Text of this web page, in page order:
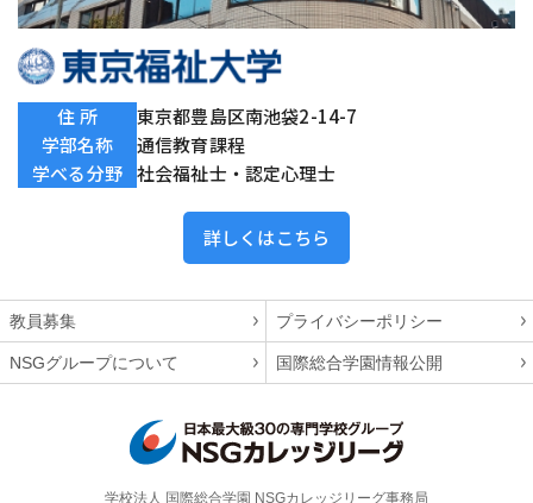
住 所
東京都豊島区南池袋2-14-7
学部名称
通信教育課程
学べる分野 社会福祉士・認定心理士
詳しくはこちら
教員募集 プライバシーポリシー
NSGグループについて 国際総合学園情報公開
学校法人 国際総合学園 NSGカレッジリーグ事務局